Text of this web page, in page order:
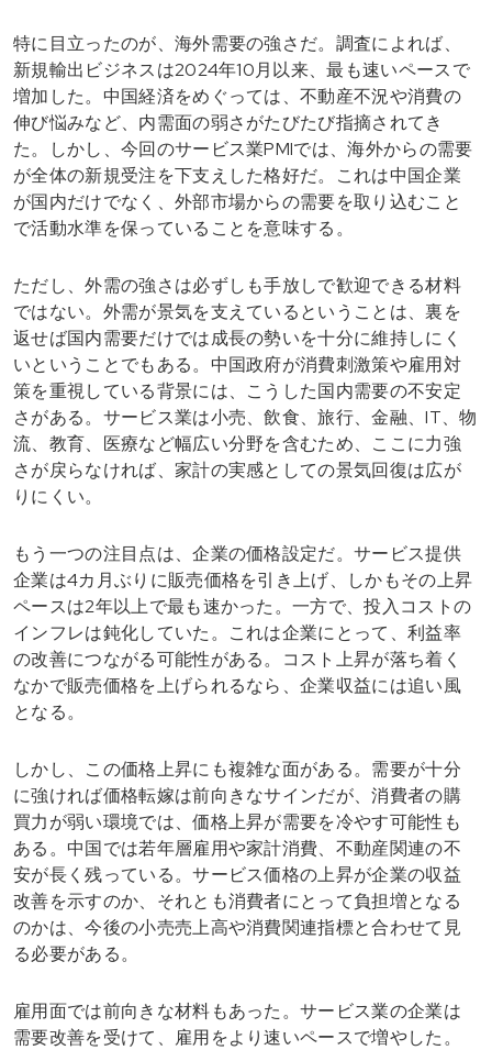
特に目立ったのが、海外需要の強さだ。調査によれば、
新規輸出ビジネスは2024年10月以来、最も速いペースで
増加した。中国経済をめぐっては、不動産不況や消費の
伸び悩みなど、内需面の弱さがたびたび指摘されてき
た。しかし、今回のサービス業PMIでは、海外からの需要
が全体の新規受注を下支えした格好だ。これは中国企業
が国内だけでなく、外部市場からの需要を取り込むこと
で活動水準を保っていることを意味する。
ただし、外需の強さは必ずしも手放しで歓迎できる材料
ではない。外需が景気を支えているということは、裏を
返せば国内需要だけでは成長の勢いを十分に維持しにく
いということでもある。中国政府が消費刺激策や雇用対
策を重視している背景には、こうした国内需要の不安定
さがある。サービス業は小売、飲食、旅行、金融、IT、物
流、教育、医療など幅広い分野を含むため、ここに力強
さが戻らなければ、家計の実感としての景気回復は広が
りにくい。
もう一つの注目点は、企業の価格設定だ。サービス提供
企業は4カ月ぶりに販売価格を引き上げ、しかもその上昇
ペースは2年以上で最も速かった。一方で、投入コストの
インフレは鈍化していた。これは企業にとって、利益率
の改善につながる可能性がある。コスト上昇が落ち着く
なかで販売価格を上げられるなら、企業収益には追い風
となる。
しかし、この価格上昇にも複雑な面がある。需要が十分
に強ければ価格転嫁は前向きなサインだが、消費者の購
買力が弱い環境では、価格上昇が需要を冷やす可能性も
ある。中国では若年層雇用や家計消費、不動産関連の不
安が長く残っている。サービス価格の上昇が企業の収益
改善を示すのか、それとも消費者にとって負担増となる
のかは、今後の小売売上高や消費関連指標と合わせて見
る必要がある。
雇用面では前向きな材料もあった。サービス業の企業は
需要改善を受けて、雇用をより速いペースで増やした。